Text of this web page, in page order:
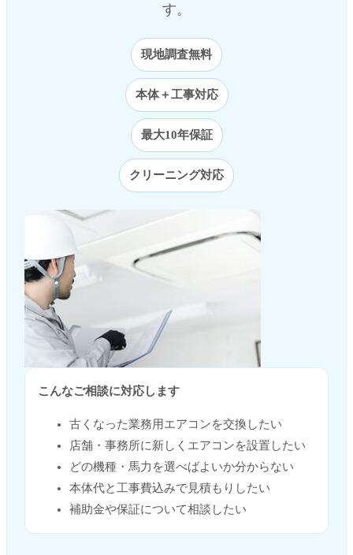
す。
現地調査無料
本体＋工事対応
最大10年保証
クリーニング対応
こんなご相談に対応します
古くなった業務用エアコンを交換したい
店舗・事務所に新しくエアコンを設置したい
どの機種・馬力を選べばよいか分からない
本体代と工事費込みで見積もりしたい
補助金や保証について相談したい